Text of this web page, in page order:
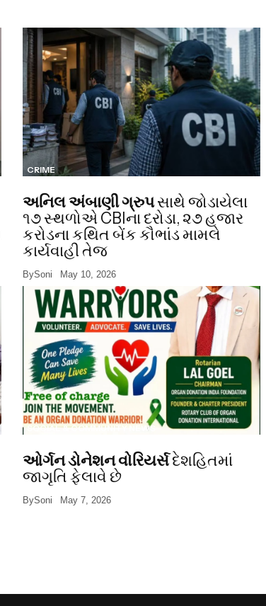
CRIME
અનિલ અંબાણી ગ્રુપસાથે જોડાયેલા
૧૭ સ્થળોએ CBIના દરોડા, ૨૭ હજાર
કરોડના કથિત બેંક કૌભાંડ મામલે
કાર્યવાહી તેજ
BySoni May 10, 2026
SOCIAL & COMMUNITY NEWS
ઓર્ગન ડોનેશન વોરિયર્સદેશહિતમાં
જાગૃતિ ફેલાવે છે
BySoni May 7, 2026